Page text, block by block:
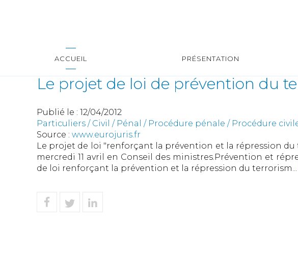
ACCUEIL PRÉSENTATION
Le projet de loi de prévention du
Publié le : 12/04/2012
Particuliers / Civil / Pénal / Procédure pénale / Procédure
Source : www.eurojuris.fr
Le projet de loi "renforçant la prévention et la répression
mercredi 11 avril en Conseil des ministres.Prévention et
de loi renforçant la prévention et la répression du terrorism...